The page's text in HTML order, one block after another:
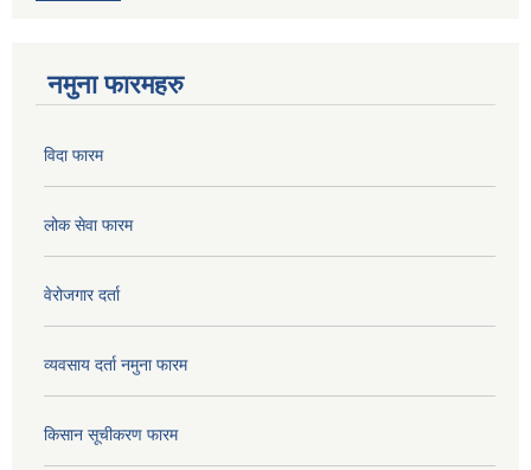
नमुना फारमहरु
विदा फारम
लोक सेवा फारम
वेरोजगार दर्ता
व्यवसाय दर्ता नमुना फारम
किसान सूचीकरण फारम